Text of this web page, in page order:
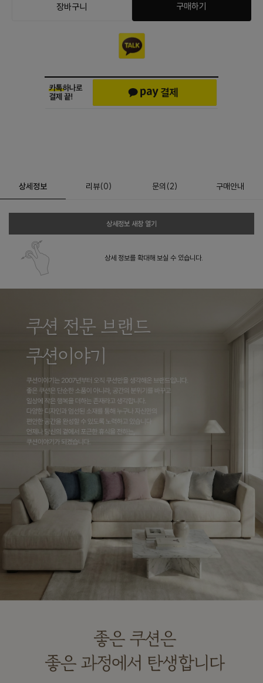
장바구니 구매하기
상세정보 리뷰(0) 문의 (2) 구매안내
상세정보 새창 열기
상세 정보를 확대해 보실 수 있습니다.